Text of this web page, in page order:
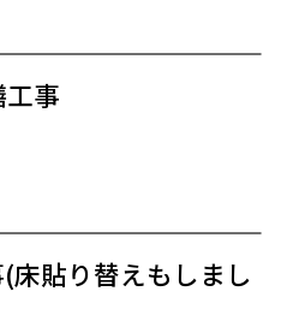
事
床貼り替えもしまし